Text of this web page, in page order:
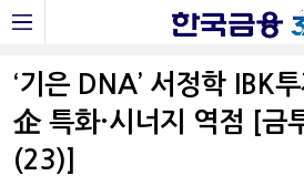
‘기은 DNA’ 서정학 IBK
企 특화·시너지 역점 [금
(23)]